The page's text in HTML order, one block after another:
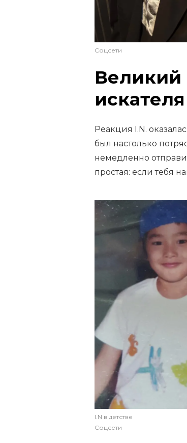
Соцсети
Великий
Реакция I.N.
был настолько
немедленно
простая: если тебя
I.N в детстве
Соцсети